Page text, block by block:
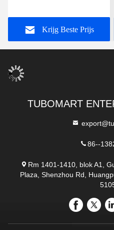
waterdicht
Corrosiebestendig
Krijg Beste Prijs
TUBOMART
86--
Rm 1401-1410, blok A1,
Plaza, Shenzhou Rd,